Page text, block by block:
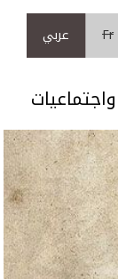
Fr عربي